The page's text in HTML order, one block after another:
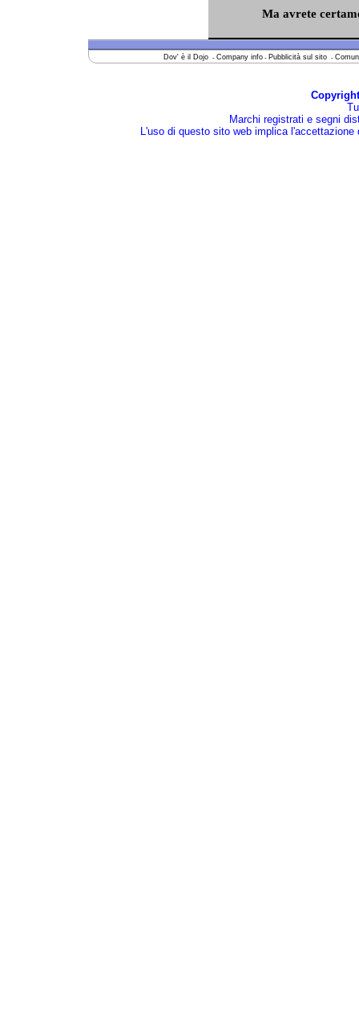
Ma avrete
Dov' è il Dojo - Company info- Pubblicità sul sito -
Marchi registrati e segni
L'uso di questo sito web implica